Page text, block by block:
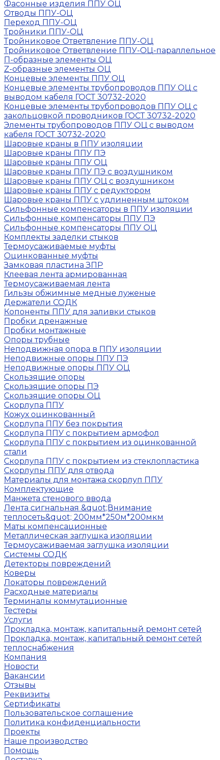
Фасонные изделия ППУ ОЦ
Отводы ППУ-ОЦ
Переход ППУ-ОЦ
Тройники ППУ-ОЦ
Тройниковое Ответвление ППУ-ОЦ
Тройниковое Ответвление ППУ-ОЦ-параллельное
П-образные элементы ОЦ
Z-образные элементы ОЦ
Концевые элементы ППУ ОЦ
Концевые элементы трубопроводов ППУ ОЦ с
выводом кабеля ГОСТ 30732-2020
Концевые элементы трубопроводов ППУ ОЦ с
закольцовкой проводников ГОСТ 30732-2020
Элементы трубопроводов ППУ ОЦ с выводом
кабеля ГОСТ 30732-2020
Шаровые краны в ППУ изоляции
Шаровые краны ППУ ПЭ
Шаровые краны ППУ ОЦ
Шаровые краны ППУ ПЭ с воздушником
Шаровые краны ППУ ОЦ с воздушником
Шаровые краны ППУ с редуктором
Шаровые краны ППУ с удлиненным штоком
Сильфонные компенсаторы в ППУ изоляции
Сильфонные компенсаторы ППУ ПЭ
Сильфонные компенсаторы ППУ ОЦ
Комплекты заделки стыков
Термоусаживаемые муфты
Оцинкованные муфты
Замковая пластина ЗПР
Клеевая лента армированная
Термоусаживаемая лента
Гильзы обжимные медные луженые
Держатели СОДК
Копоненты ППУ для заливки стыков
Пробки дренажные
Пробки монтажные
Опоры трубные
Неподвижная опора в ППУ изоляции
Неподвижные опоры ППУ ПЭ
Неподвижные опоры ППУ ОЦ
Скользящие опоры
Скользящие опоры ПЭ
Скользящие опоры ОЦ
Скорлупа ППУ
Кожух оцинкованный
Скорлупа ППУ без покрытия
Скорлупа ППУ с покрытием армофол
Скорлупа ППУ с покрытием из оцинкованной
стали
Скорлупа ППУ с покрытием из стеклопластика
Скорлупы ППУ для отвода
Материалы для монтажа скорлуп ППУ
Комплектующие
Манжета стенового ввода
Лента сигнальная &quot;Внимание
теплосеть&quot; 200мм*250м*200мкм
Маты компенсационные
Металлическая заглушка изоляции
Термоусаживаемая заглушка изоляции
Системы СОДК
Детекторы повреждений
Коверы
Локаторы повреждений
Расходные материалы
Терминалы коммутационные
Тестеры
Услуги
Прокладка, монтаж, капитальный ремонт сетей
Прокладка, монтаж, капитальный ремонт сетей
теплоснабжения
Компания
Новости
Вакансии
Отзывы
Реквизиты
Сертификаты
Пользовательское соглашение
Политика конфиденциальности
Проекты
Наше производство
Помощь